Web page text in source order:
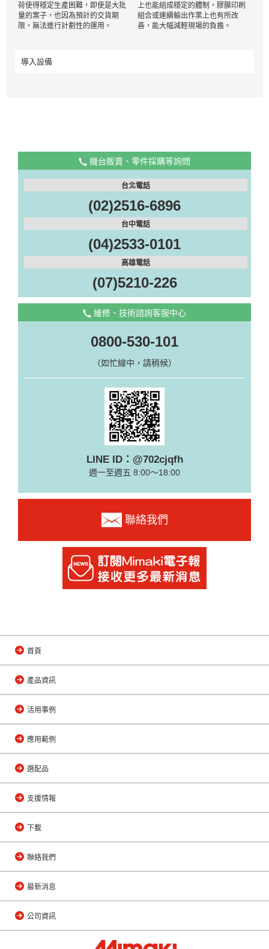
荷使得穩定生產困難，即使是大批
量的案子，也因為預計的交貨期
限，無法進行計劃性的運用。
上也能組成穩定的體制，膠膜印刷
組合或連續輸出作業上也有所改
善，能大幅減輕現場的負擔。
導入設備
機台販賣、零件採購等詢問
台北電話
(02)2516-6896
台中電話
(04)2533-0101
高雄電話
(07)5210-226
維修、技術諮詢客服中心
0800-530-101
（如忙線中，請稍候）
LINE ID：@702cjqfh
週一至週五 8:00～18:00
聯絡我們
首頁
產品資訊
活用事例
應用範例
選配品
支援情報
下載
聯絡我們
最新消息
公司資訊